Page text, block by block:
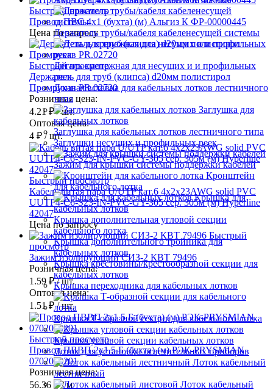
Держатель трубы/кабеля кабеленесущей системы
Деталь крепежная для несущих и и профильных
реек
Донная вставка для кабельных лотков лестничного
типа
Заглушка для
кабельных лотков
Заглушка для кабельных лотков лестничного типа
Заглушки несущих и профильных реек
Зажим для крышки системы поддержки кабелей
Кронштейн
для кабельного лотка
Крышка для
кабельных лотков
Крышка дополнительная угловой секции
кабельного лотка
Крышка дополнительного тройника для
кабельных лотков
Крышка крестовины/крестообразной секции для
кабельных лотков
Крышка переходника для кабельных лотков
Крышка Т-образной секции для кабельного лотка
Крышка угловой секции кабельных лотков
Лоток для установки осветительных приборов
Лоток кабельный
лестничный
Лоток кабельный
Быстрый просмотр
Провод ПВС 4х1 (бухта) (м) Альгиз К ФР-00000445
Цена по запросу
Быстрый просмотр
Держатель для труб (клипса) d20мм полистирол
Промрукав PR.02720
Розничная цена:
4.21 ₽/ шт.
Оптовая цена:
4 ₽/ шт.
Быстрый просмотр
Кабель витая пара U/UTP кат.6 4х2х23AWG solid PVC
UUTP4-C6-S23-IN-PVC-GY-305 сер. 305м (м) Hyperline
42047
Цена по запросу
Быстрый
просмотр
Зажим изолирующий СИЗ-2 КВТ 79496
Розничная цена:
1.59 ₽/ шт.
Оптовая цена:
1.51 ₽/ шт.
Быстрый просмотр
Провод ПВВП 2х1.5 Б (бухта) (м) РЭК-PRYSMIAN
0702040201
Розничная цена:
56.36 ₽/ м